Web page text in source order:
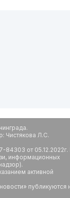
Чистякова Л.С.
от
информационных
активной
публикуются